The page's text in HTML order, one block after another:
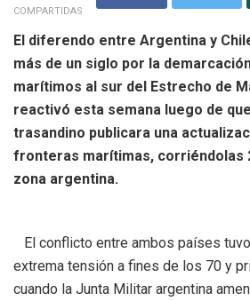
COMPARTIDAS
El diferendo entre Argentina y
más de un siglo por la
marítimos al sur del Estrecho de
reactivó esta semana luego de
trasandino publicara una
fronteras marítimas, corriéndolas
zona argentina.
El conflicto entre ambos países
extrema tensión a fines de los 70 y
cuando la Junta Militar argentina